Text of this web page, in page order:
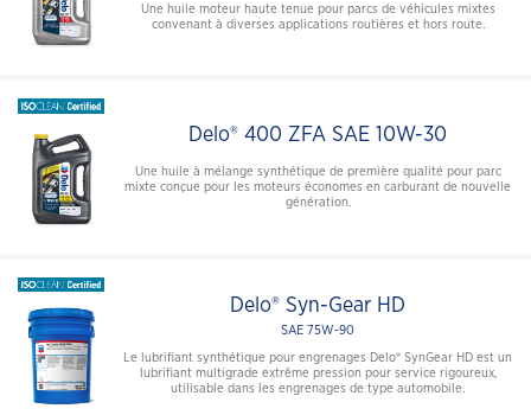
Une huile moteur haute tenue pour parcs de véhicules mixtes
convenant à diverses applications routières et hors route.
Delo® 400 ZFA SAE 10W-30
Une huile à mélange synthétique de première qualité pour parc
mixte conçue pour les moteurs économes en carburant de nouvelle
génération.
Delo® Syn-Gear HD
SAE 75W-90
Le lubrifiant synthétique pour engrenages Delo® SynGear HD est un
lubrifiant multigrade extrême pression pour service rigoureux,
utilisable dans les engrenages de type automobile.